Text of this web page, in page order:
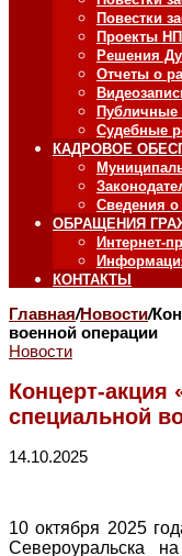
Повестки
Проекты
Решения
Отчеты о
Публичные
Судебные
КАДРОВОЕ
Сведения о
ОБРАЩЕНИЯ
Интернет-
КОНТАКТЫ
Главная/Новости/
военной операции
Новости
Концерт-
специальной
14.10.2025
10 октября 2025
Североуральска